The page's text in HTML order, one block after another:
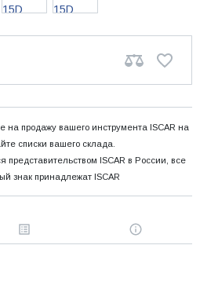
продажу вашего инструмента ISCAR на
списки вашего склада.
представительством ISCAR в России, все
знак принадлежат ISCAR